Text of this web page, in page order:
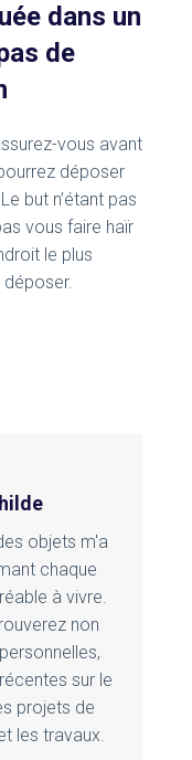
dans un
de
vous avant
déposer
but n’étant pas
vous faire haïr
le plus
objets m'a
chaque
à vivre.
non
sur le
projets de
les travaux.